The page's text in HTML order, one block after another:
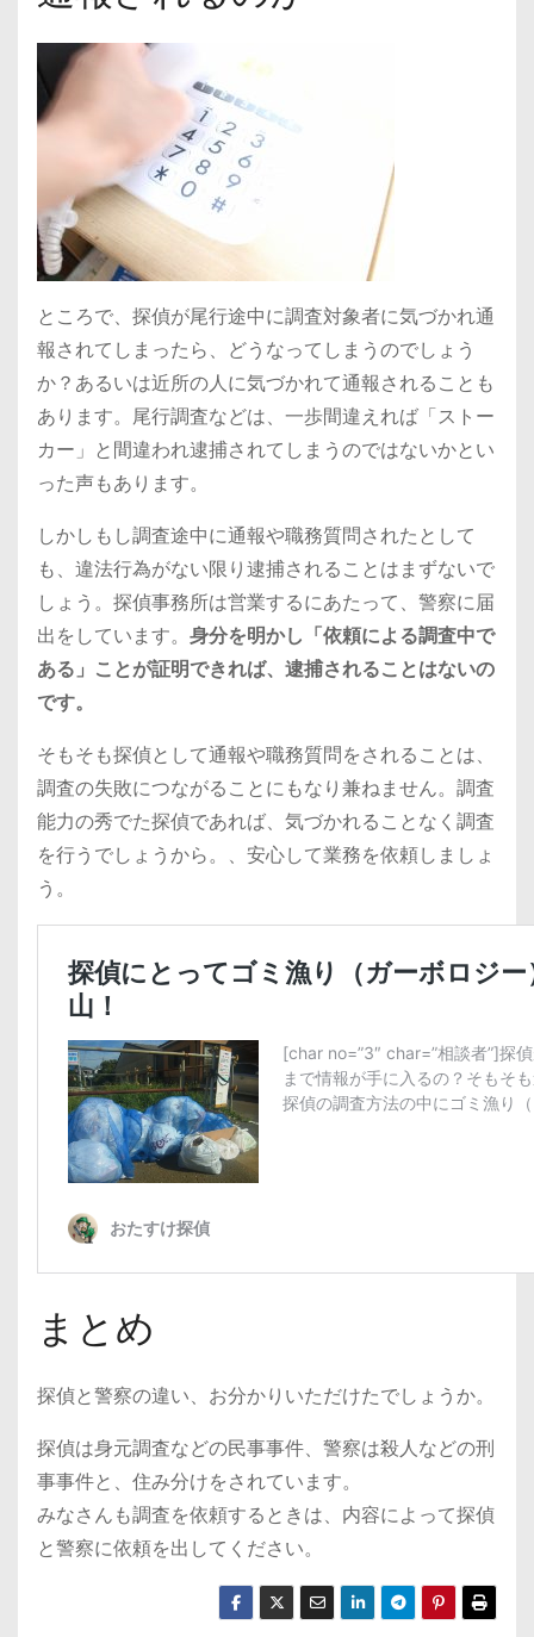
ところで、探偵が尾行途中に調査対象者に気づかれ通
報されてしまったら、どうなってしまうのでしょう
か？あるいは近所の人に気づかれて通報されることも
あります。尾行調査などは、一歩間違えれば「ストー
カー」と間違われ逮捕されてしまうのではないかとい
った声もあります。
しかしもし調査途中に通報や職務質問されたとして
も、違法行為がない限り逮捕されることはまずないで
しょう。探偵事務所は営業するにあたって、警察に届
出をしています。 身分を明かし「依頼による調査中で
ある」ことが証明できれば、逮捕されることはないの
です。
そもそも探偵として通報や職務質問をされることは、
調査の失敗につながることにもなり兼ねません。調査
能力の秀でた探偵であれば、気づかれることなく調査
を行うでしょうから。、安心して業務を依頼しましょ
う。
まとめ
探偵と警察の違い、お分かりいただけたでしょうか。
探偵は身元調査などの民事事件、警察は殺人などの刑
事事件と、住み分けをされています。
みなさんも調査を依頼するときは、内容によって探偵
と警察に依頼を出してください。